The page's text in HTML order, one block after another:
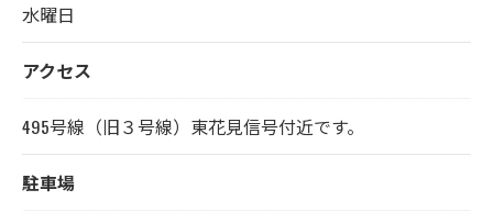
水曜日
アクセス
495号線（旧３号線）東花見信号付近です。
駐車場